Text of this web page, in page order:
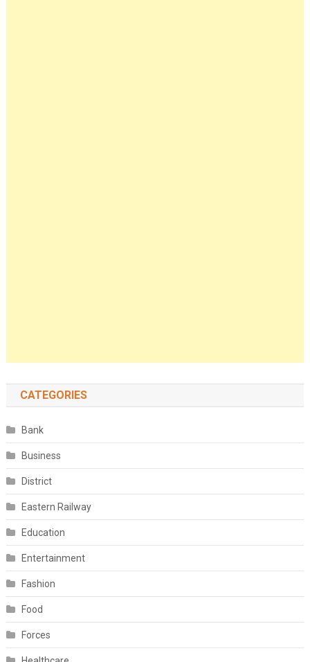
CATEGORIES
Bank
Business
District
Eastern Railway
Education
Entertainment
Fashion
Food
Forces